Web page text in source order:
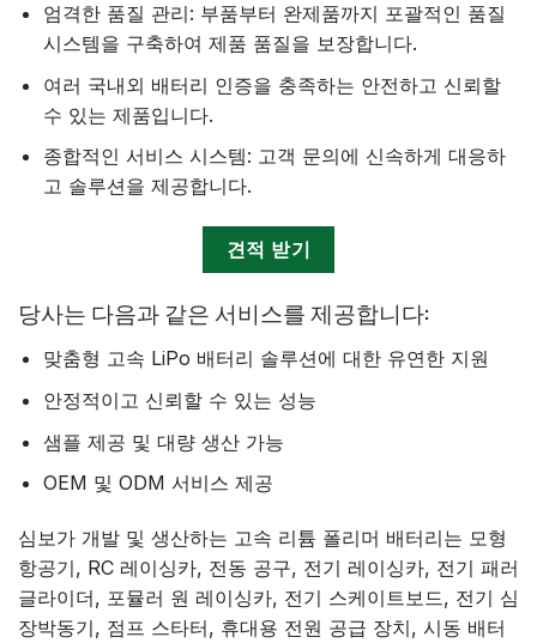
엄격한 품질 관리: 부품부터 완제품까지 포괄적인 품질
시스템을 구축하여 제품 품질을 보장합니다.
여러 국내외 배터리 인증을 충족하는 안전하고 신뢰할
수 있는 제품입니다.
종합적인 서비스 시스템: 고객 문의에 신속하게 대응하
고 솔루션을 제공합니다.
견적 받기
당사는 다음과 같은 서비스를 제공합니다:
맞춤형 고속 LiPo 배터리 솔루션에 대한 유연한 지원
안정적이고 신뢰할 수 있는 성능
샘플 제공 및 대량 생산 가능
OEM 및 ODM 서비스 제공
심보가 개발 및 생산하는 고속 리튬 폴리머 배터리는 모형
항공기, RC 레이싱카, 전동 공구, 전기 레이싱카, 전기 패러
글라이더, 포뮬러 원 레이싱카, 전기 스케이트보드, 전기 심
장박동기, 점프 스타터, 휴대용 전원 공급 장치, 시동 배터